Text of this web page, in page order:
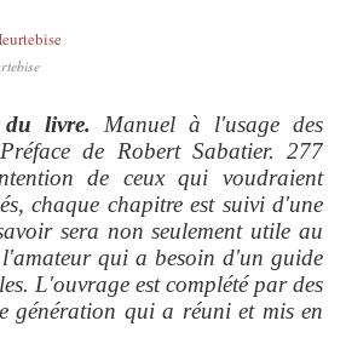
du livre. Manuel à l'usage des
de Robert Sabatier. 277
de ceux qui voudraient
chaque chapitre est suivi d'une
sera non seulement utile au
qui a besoin d'un guide
L'ouvrage est complété par des
génération qui a réuni et mis en